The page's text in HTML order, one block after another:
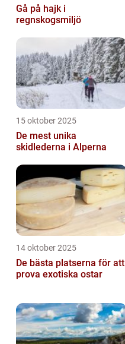
Gå på hajk i
regnskogsmiljö
15 oktober 2025
De mest unika
skidlederna i Alperna
14 oktober 2025
De bästa platserna för att
prova exotiska ostar